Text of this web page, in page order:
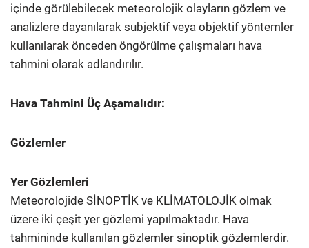
içinde görülebilecek meteorolojik olayların gözlem ve
analizlere dayanılarak subjektif veya objektif yöntemler
kullanılarak önceden öngörülme çalışmaları hava
tahmini olarak adlandırılır.
Hava Tahmini Üç Aşamalıdır:
Gözlemler
Yer Gözlemleri
Meteorolojide SİNOPTİK ve KLİMATOLOJİK olmak
üzere iki çeşit yer gözlemi yapılmaktadır. Hava
tahmininde kullanılan gözlemler sinoptik gözlemlerdir.